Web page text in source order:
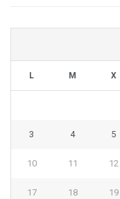
L M X
3 4 5
10 11 12
17 18 19